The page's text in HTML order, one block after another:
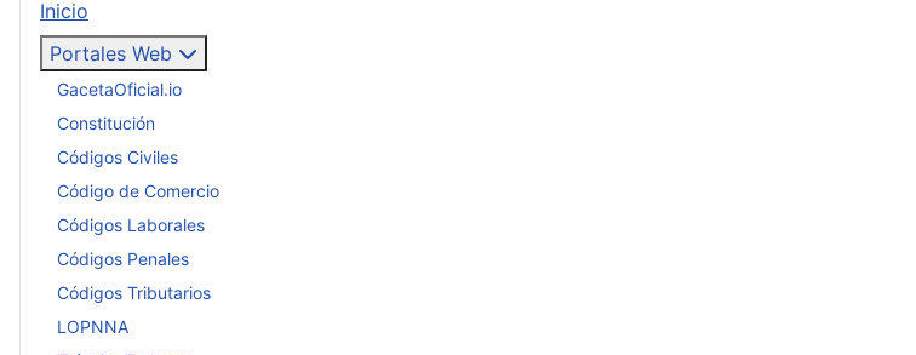
Inicio
Portales Web
GacetaOficial.io
Constitución
Códigos Civiles
Código de Comercio
Códigos Laborales
Códigos Penales
Códigos Tributarios
LOPNNA